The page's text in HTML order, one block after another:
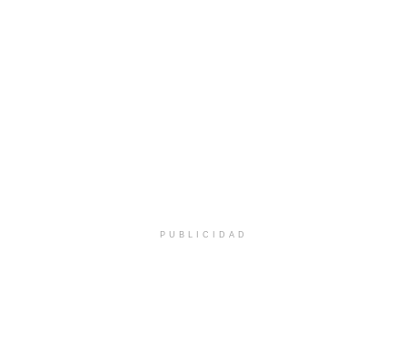
PUBLICIDAD